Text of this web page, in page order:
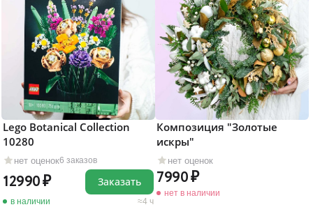
нет оценок6 заказов
Lego Botanical Collection
10280
12990
в наличии 4 ч
Заказать
нет оценок
Композиция "Золотые
искры"
7990
нет в наличии